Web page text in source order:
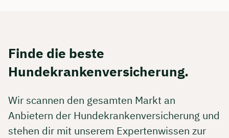
Finde die beste
Hundekrankenversicherung.
Wir scannen den gesamten Markt an
Anbietern der Hundekrankenversicherung und
stehen dir mit unserem Expertenwissen zur